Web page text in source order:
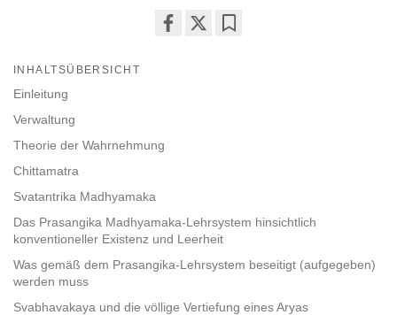
INHALTSÜBERSICHT
Einleitung
Verwaltung
Theorie der Wahrnehmung
Chittamatra
Svatantrika Madhyamaka
Das Prasangika Madhyamaka-Lehrsystem hinsichtlich
konventioneller Existenz und Leerheit
Was gemäß dem Prasangika-Lehrsystem beseitigt (aufgegeben)
werden muss
Svabhavakaya und die völlige Vertiefung eines Aryas